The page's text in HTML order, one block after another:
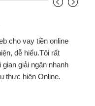
chiếc xe